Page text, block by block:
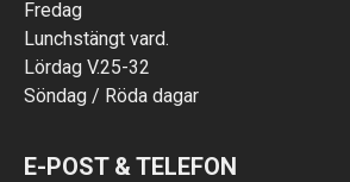
Fredag
Lunchstängt vard.
Lördag V.25-32
Söndag / Röda dagar
E-POST & TELEFON